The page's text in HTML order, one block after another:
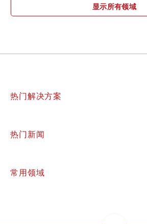
显示所有领域
热门解决方案
热门新闻
常用领域